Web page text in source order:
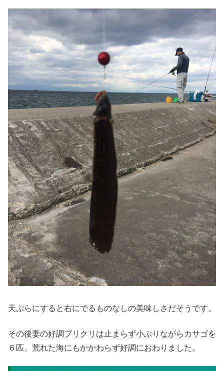
天ぷらにすると右にでるものなしの美味しさだそうです。
その後妻の好調ブリクリは止まらず小ぶりながらカサゴを
６匹、荒れた海にもかかわらず好調におわりました。